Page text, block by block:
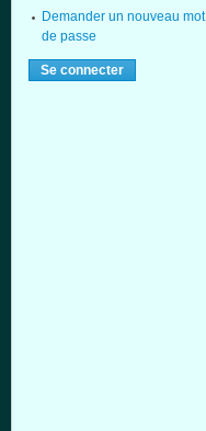
Demander un nouveau mot
de passe